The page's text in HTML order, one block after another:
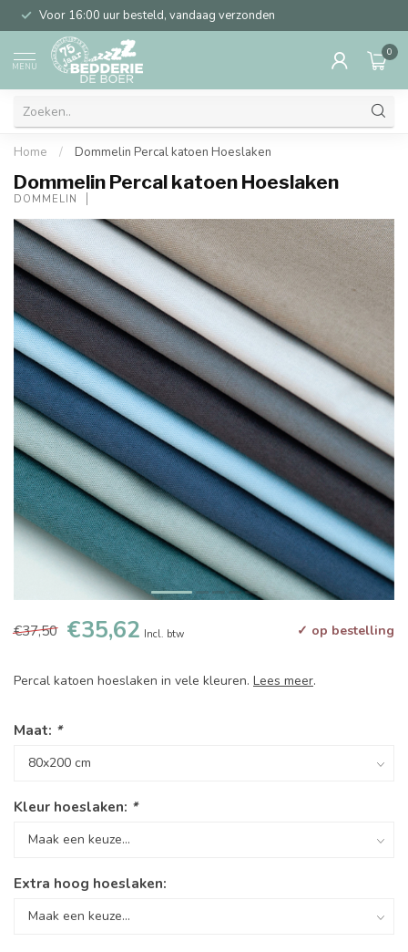
Voor 16:00 uur besteld, vandaag verzonden
MENU
0
Home / Dommelin Percal katoen Hoeslaken
Dommelin Percal katoen Hoeslaken
DOMMELIN
€37,50 €35,62 Incl. btw ✓ op bestelling
Percal katoen hoeslaken in vele kleuren. Lees meer.
Maat: *
Kleur hoeslaken: *
Extra hoog hoeslaken: